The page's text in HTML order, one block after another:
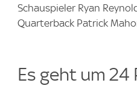
Schauspieler Ryan
Quarterback Patrick
Es geht um 24